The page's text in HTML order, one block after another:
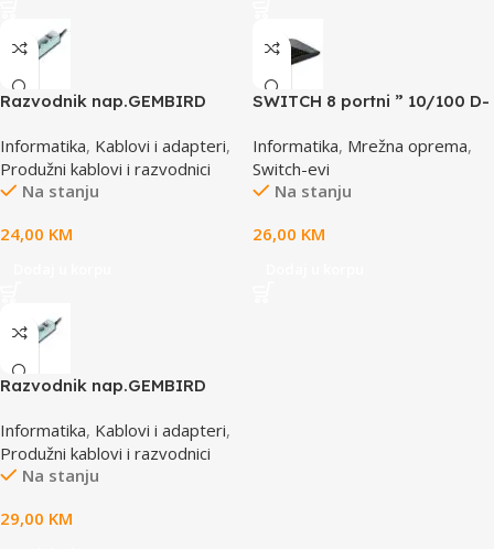
Razvodnik nap.GEMBIRD
prekidač,3m, osigurač,
prenaponska zaštita
Informatika, Kablovi i adapteri,
Produžni kablovi i razvodnici
Na stanju
24,00 KM
SWITCH 8 portni ” 10/100 D-
Informatika, Mrežna oprema,
Switch-evi
Na stanju
26,00 KM
Razvodnik nap.GEMBIRD
prekidac, 4,5m, osigurač,
prenaponska zaštita
Informatika, Kablovi i adapteri,
Produžni kablovi i razvodnici
Na stanju
29,00 KM